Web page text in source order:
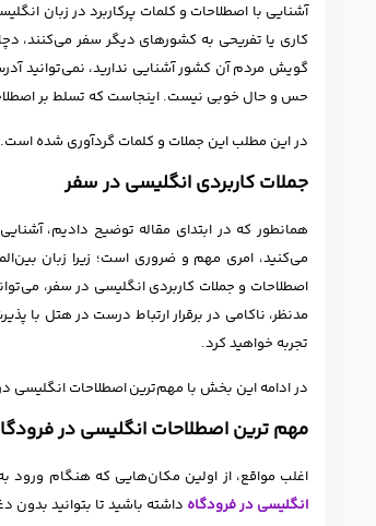
آشنایی با اصطلاحات و کلمات پرکاربرد در زبان
کاری یا تفریحی به کشورهای دیگر سفر می‌کنند،
گویش مردم آن کشور آشنایی ندارید، نمی‌توانید
حس و حال خوبی نیست. اینجاست که تسلط بر
در این مطلب این جملات و کلمات گردآوری شده است.
جملات کاربردی انگلیسی در سفر
همانطور که در ابتدای مقاله توضیح دادیم،
می‌کنید، امری مهم و ضروری است؛ زیرا زبان
اصطلاحات و جملات کاربردی انگلیسی در سفر،
مدنظر، ناکامی در برقرار ارتباط درست در هتل با
تجربه خواهید کرد.
در ادامه این بخش با مهم‌ترین اصطلاحات انگلیسی
مهم ترین اصطلاحات انگلیسی در
اغلب مواقع، از اولین مکان‌هایی که هنگام
انگلیسی در فرودگاه داشته باشید تا بتوانید بدون